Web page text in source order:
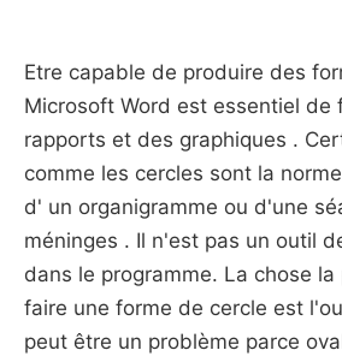
Etre capable de produire des
Microsoft Word est essentiel de
rapports et des graphiques .
comme les cercles sont la
d' un organigramme ou d'une
méninges . Il n'est pas un outil
dans le programme. La chose
faire une forme de cercle est
peut être un problème parce